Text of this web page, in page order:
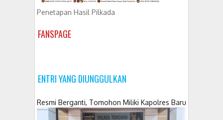
Penetapan Hasil Pilkada
FANSPAGE
ENTRI YANG DIUNGGULKAN
Resmi Berganti, Tomohon Miliki Kapolres Baru